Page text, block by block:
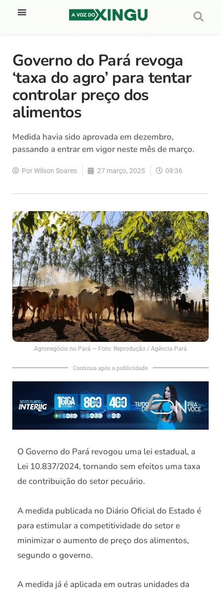
Governo do Pará revoga
‘taxa do agro’ para tentar
controlar preço dos
alimentos
Medida havia sido aprovada em dezembro,
passando a entrar em vigor neste mês de março.
PorWilson Soares 27 março, 2025 09:36
Agronegócio no Pará — Foto: Reprodução / Agência Pará
Continua após a publicidade
O Governo do Pará revogou uma lei estadual, a
Lei 10.837/2024, tornando sem efeitos uma taxa
de contribuição do setor pecuário.
A medida publicada no Diário Oficial do Estado é
para estimular a competitividade do setor e
minimizar o aumento de preço dos alimentos,
segundo o governo.
A medida já é aplicada em outras unidades da